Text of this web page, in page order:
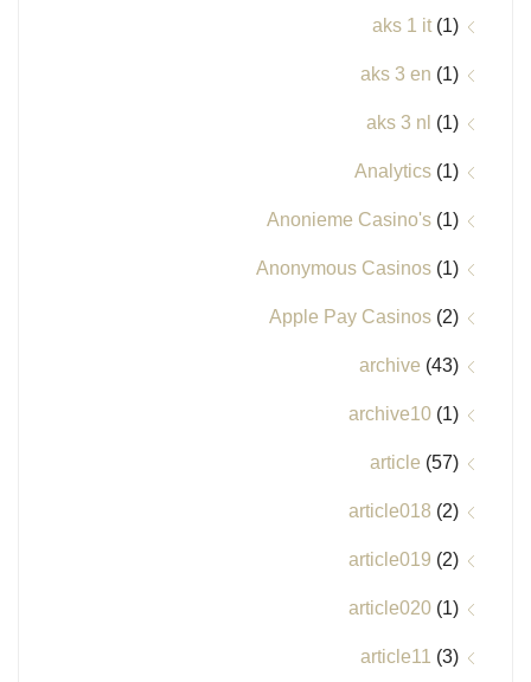
aks 1 it (1)
aks 3 en (1)
aks 3 nl (1)
Analytics (1)
Anonieme Casino's (1)
Anonymous Casinos (1)
Apple Pay Casinos (2)
archive (43)
archive10 (1)
article (57)
article018 (2)
article019 (2)
article020 (1)
article11 (3)